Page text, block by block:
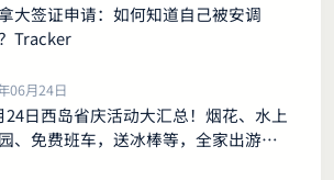
大签证申请：如何知道自己被安调
Tracker
06月24日
24日西岛省庆活动大汇总！烟花、水上
、免费班车，送冰棒等，全家出游别